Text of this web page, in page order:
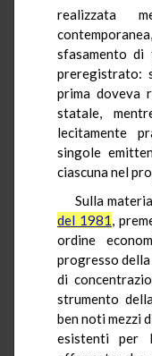
realizzata
sfasamento di
preregistrato:
prima doveva
statale,
lecitamente
singole
ciascuna nel
Sulla
del 1981,
ordine
progresso
di
strumento
ben noti mezzi
esistenti per